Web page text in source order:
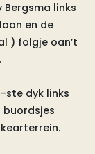
links
en de
) folgje oan’t
ste dyk links